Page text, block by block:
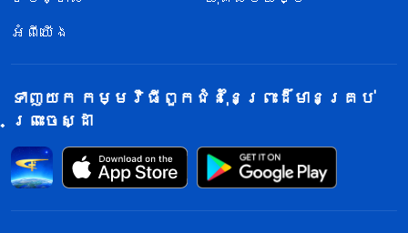
អំពីយើង
ទាញយក កម្មវិធីពួកជំនុំនៃព្រះដ៏មានគ្រប់
ព្រះចេស្ដា